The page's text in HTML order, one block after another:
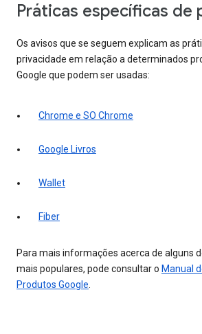
Práticas específicas de
Os avisos que se seguem explicam as
privacidade em relação a determinados
Google que podem ser usadas:
Chrome e SO Chrome
Google Livros
Wallet
Fiber
Para mais informações acerca de alguns
mais populares, pode consultar o Manual
Produtos Google.